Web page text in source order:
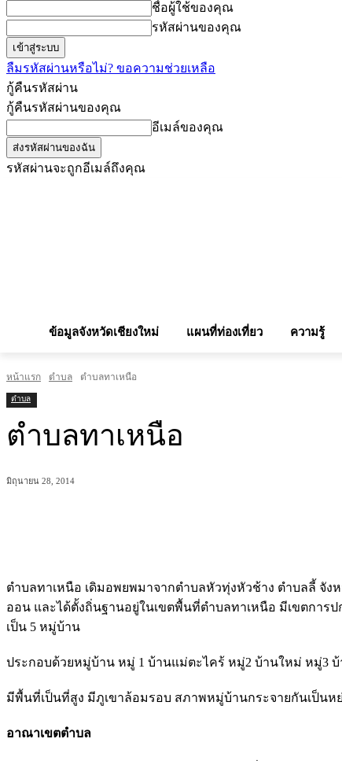
ชื่อผู้ใช้ของคุณ
รหัสผ่านของคุณ
ลืมรหัสผ่านหรือไม่? ขอความช่วยเหลือ
กู้คืนรหัสผ่าน
กู้คืนรหัสผ่านของคุณ
อีเมล์ของคุณ
รหัสผ่านจะถูกอีเมล์ถึงคุณ
ข้อมูลจังหวัดเชียงใหม่ แผนที่ท่องเที่ยว ความรู้
หน้าแรก ตำบล ตำบลทาเหนือ
ตำบล
ตำบลทาเหนือ
มิถุนายน 28, 2014
ตำบลทาเหนือ เดิมอพยพมาจากตำบลหัวทุ่งหัวช้าง ตำบลลี้ จั
ออน และได้ตั้งถิ่นฐานอยู่ในเขตพื้นที่ตำบลทาเหนือ มีเขตการป
เป็น 5 หมู่บ้าน
ประกอบด้วยหมู่บ้าน หมู่ 1 บ้านแม่ตะไคร้ หมู่2 บ้านใหม่ หมู่3
มีพื้นที่เป็นที่สูง มีภูเขาล้อมรอบ สภาพหมู่บ้านกระจายกันเป็นห
อาณาเขตตำบล